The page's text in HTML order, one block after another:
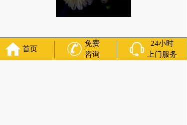
四川省彭州市桂花镇丧葬用车
上一篇: 四川省彭州市隆丰街道灵车出租
首页
免费
咨询
24小时
上门服务